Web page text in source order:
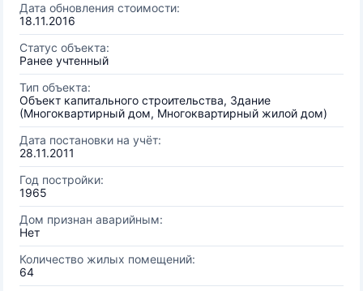
Дата обновления стоимости:
18.11.2016
Статус объекта:
Ранее учтенный
Тип объекта:
Объект капитального строительства, Здание
(Многоквартирный дом, Многоквартирный жилой дом)
Дата постановки на учёт:
28.11.2011
Год постройки:
1965
Дом признан аварийным:
Нет
Количество жилых помещений:
64